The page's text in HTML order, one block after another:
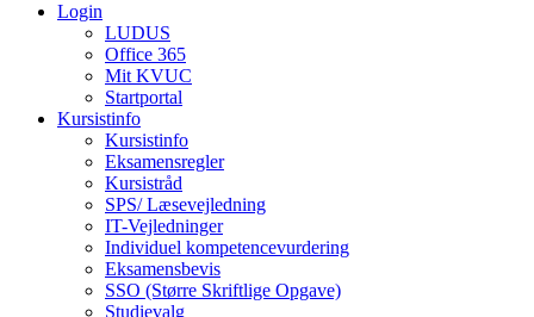
Login
LUDUS
Office 365
Mit KVUC
Startportal
Kursistinfo
Kursistinfo
Eksamensregler
Kursistråd
SPS/ Læsevejledning
IT-Vejledninger
Individuel kompetencevurdering
Eksamensbevis
SSO (Større Skriftlige Opgave)
Studievalg